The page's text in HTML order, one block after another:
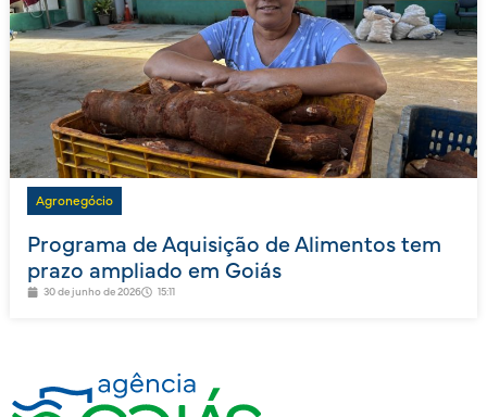
Agronegócio
Programa de Aquisição de Alimentos tem
prazo ampliado em Goiás
30 de junho de 2026 15:11